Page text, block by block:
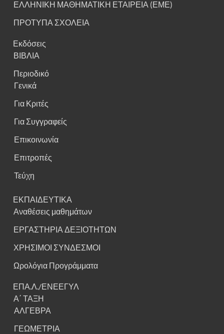
ΕΛΛΗΝΙΚΗ ΜΑΘΗΜΑΤΙΚΗ ΕΤΑΙΡΕΙΑ (ΕΜΕ)
ΠΡΟΤΥΠΑ ΣΧΟΛΕΙΑ
Εκδόσεις
ΒΙΒΛΙΑ
Περιοδικό
Γενικά
Για Κριτές
Για Συγγραφείς
Επικοινωνία
Επιτροπές
Τεύχη
ΕΚΠΑΙΔΕΥΤΙΚΑ
Αναθέσεις μαθημάτων
ΕΡΓΑΣΤΗΡΙΑ ΔΕΞΙΟΤΗΤΩΝ
ΧΡΗΣΙΜΟΙ ΣΥΝΔΕΣΜΟΙ
Ωρολόγια Προγράμματα
ΕΠΑ.Λ./ΕΝΕΕΓΥΛ
Α΄ ΤΑΞΗ
ΑΛΓΕΒΡΑ
ΓΕΩΜΕΤΡΙΑ